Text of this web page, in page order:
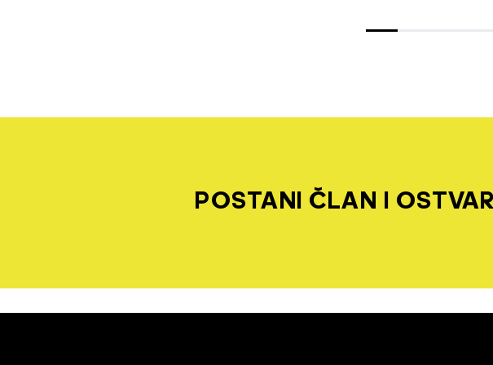
POSTANI ČLAN I